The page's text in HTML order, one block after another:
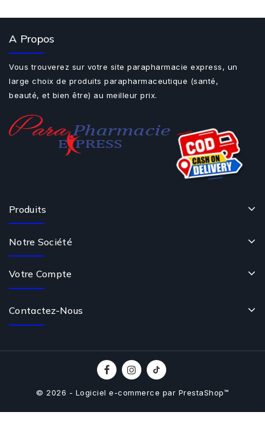
A Propos
Vous trouverez sur votre site parapharmacie express, un
large choix de produits parapharmaceutique (santé,
beauté, et bien être) au meilleur prix.
Produits
Notre Société
Votre Compte
Contactez-Nous
© 2026 - Logiciel e-commerce par PrestaShop™